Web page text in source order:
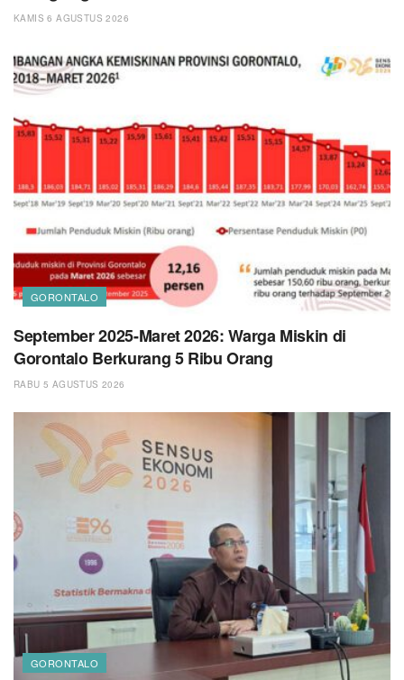
KAMIS 6 AGUSTUS 2026
GORONTALO
September 2025-Maret 2026: Warga Miskin di
Gorontalo Berkurang 5 Ribu Orang
RABU 5 AGUSTUS 2026
GORONTALO